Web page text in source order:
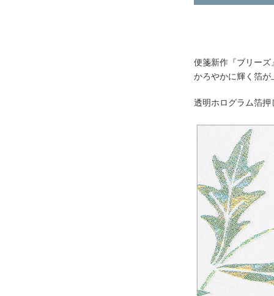
便箋新作『ブリーズ
かろやかに輝く箔
透明ホログラム箔